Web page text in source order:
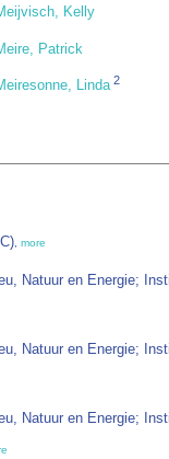
Kelly
Patrick
Linda 2
, more
Natuur en Energie;
Natuur en Energie;
Natuur en Energie;